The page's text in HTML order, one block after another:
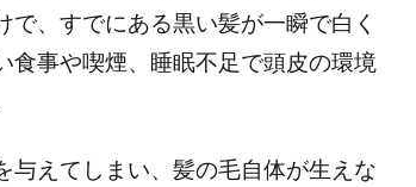
、すでにある黒い髪が一瞬で白く
食事や喫煙、睡眠不足で頭皮の環境
えてしまい、髪の毛自体が生えな